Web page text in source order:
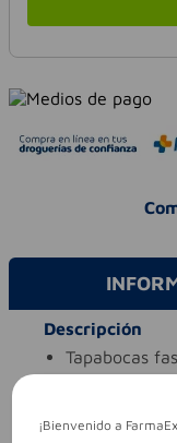
Descripción
tapabocas
¡Bienvenido a